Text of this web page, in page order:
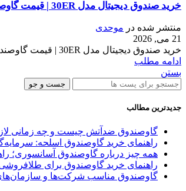
خرید صندوق دیجیتال مدل 30ER | قیمت گاوصندوق کوچک و هتلی | ایران کاوه
منتشر شده در موحدی
21 می, 2026
خرید صندوق دیجیتال مدل 30ER | قیمت گاوصندوق کوچک و هتلی | ایران کاوه آیا به دنبال راهکاری هستید که در عین اشغال حداقل فضا، حداکثر امنی...
ادامه مطلب
بستن
جست و جو
جدیدترین مطالب
گاوصندوق ضدآتش چیست و چه زمانی
راهنمای خرید گاوصندوق اسلحه:
همه چیز درباره گاوصندوق آسانسوری؛
راهنمای خرید گاوصندوق برای
گاوصندوق مناسب شرکت‌ها و سازمان‌های